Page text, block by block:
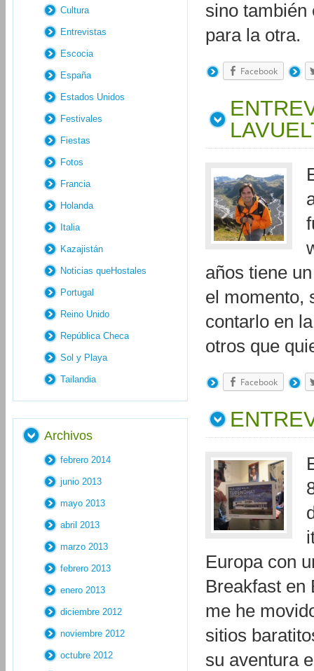
sino también
para la otra.
Facebook
años tiene
el momento,
contarlo en
otros que
Facebook
Europa con
Breakfast en
me he
sitios
su aventura
Cultura
Entrevistas
Escocia
España
Estados Unidos
Festivales
Fiestas
Fotos
Francia
Holanda
Italia
Kazajistán
Noticias queHostales
Portugal
Reino Unido
República Checa
Sol y Playa
Tailandia
Archivos
febrero 2014
junio 2013
mayo 2013
abril 2013
marzo 2013
febrero 2013
enero 2013
diciembre 2012
noviembre 2012
octubre 2012